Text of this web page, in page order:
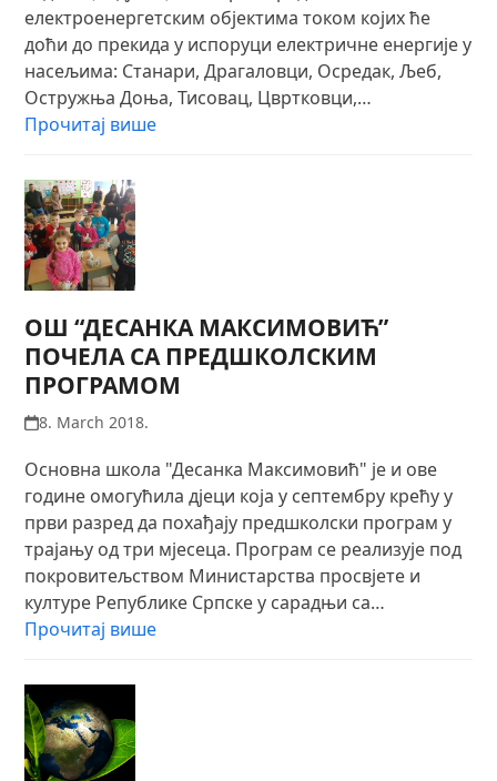
електроенергетским објектима током којих ће
доћи до прекида у испоруци електричне енергије у
насељима: Станари, Драгаловци, Осредак, Љеб,
Остружња Доња, Тисовац, Цвртковци,…
Прочитај више
ОШ “ДЕСАНКА МАКСИМОВИЋ”
ПОЧЕЛА СА ПРЕДШКОЛСКИМ
ПРОГРАМОМ
8. March 2018.
Основна школа "Десанка Максимовић" је и ове
године омогућила дјеци која у септембру крећу у
први разред да похађају предшколски програм у
трајању од три мјесеца. Програм се реализује под
покровитељством Министарства просвјете и
културе Републике Српске у сарадњи са…
Прочитај више